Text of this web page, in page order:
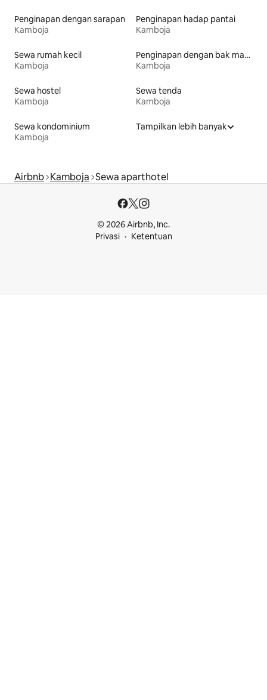
Penginapan dengan sarapan
Kamboja
Penginapan hadap pantai
Kamboja
Sewa rumah kecil
Kamboja
Penginapan dengan bak mandi air panas
Kamboja
Sewa hostel
Kamboja
Sewa tenda
Kamboja
Sewa kondominium
Kamboja
Tampilkan lebih banyak
Airbnb Kamboja Sewa aparthotel
© 2026 Airbnb, Inc.
Privasi
Ketentuan